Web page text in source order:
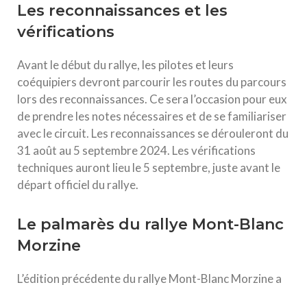
Les reconnaissances et les
vérifications
Avant le début du rallye, les pilotes et leurs
coéquipiers devront parcourir les routes du parcours
lors des reconnaissances. Ce sera l’occasion pour eux
de prendre les notes nécessaires et de se familiariser
avec le circuit. Les reconnaissances se dérouleront du
31 août au 5 septembre 2024. Les vérifications
techniques auront lieu le 5 septembre, juste avant le
départ officiel du rallye.
Le palmarès du rallye Mont-Blanc
Morzine
L’édition précédente du rallye Mont-Blanc Morzine a